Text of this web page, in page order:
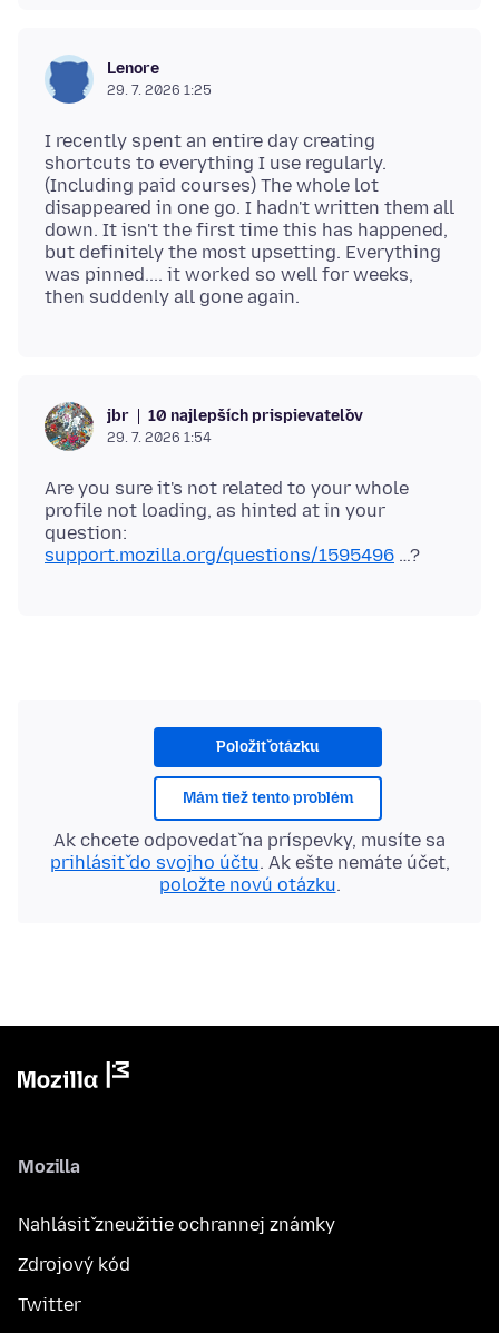
Lenore
29. 7. 2026 1:25
I recently spent an entire day creating
shortcuts to everything I use regularly.
(Including paid courses) The whole lot
disappeared in one go. I hadn't written them all
down. It isn't the first time this has happened,
but definitely the most upsetting. Everything
was pinned.... it worked so well for weeks,
jbr 10 najlepších prispievateľov
29. 7. 2026 1:54
Are you sure it's not related to your whole
profile not loading, as hinted at in your
question:
support.mozilla.org/questions/1595496
Položiť otázku
Mám tiež tento problém
Ak chcete odpovedať na príspevky, musíte sa
prihlásiť do svojho účtu. Ak ešte nemáte účet,
položte novú otázku.
Mozilla
Nahlásiť zneužitie ochrannej známky
Zdrojový kód
Twitter